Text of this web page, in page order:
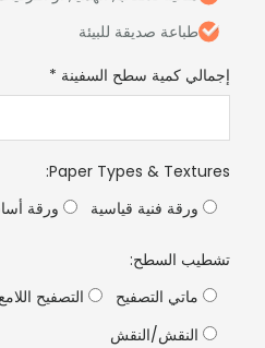
طباعة صديقة للبيئة
إجمالي كمية سطح السفينة *
Paper Types & Textures
:
ورقة فنية قياسية
ورقة
تشطيب السطح:
ماتي التصفيح
التصفيح
النقش/النقش